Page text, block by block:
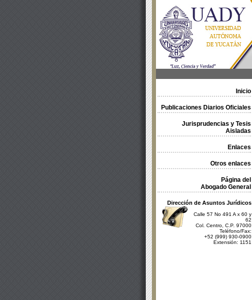
Inicio
Publicaciones Diarios Oficiales
Jurisprudencias y Tesis
Aisladas
Enlaces
Otros enlaces
Página del
Abogado General
Dirección de Asuntos Jurídicos
Calle 57 No 491 A x 60 y
62
Col. Centro, C.P. 97000
Teléfono/Fax:
+52 (999) 930-0900
Extensión: 1151